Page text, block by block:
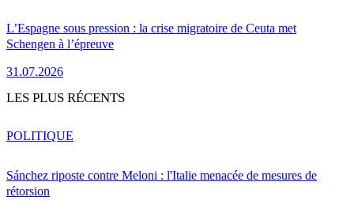
L’Espagne sous pression : la crise migratoire de Ceuta met
Schengen à l’épreuve
31.07.2026
LES PLUS RÉCENTS
Sánchez riposte contre Meloni : l'Italie menacée de mesures de
rétorsion
POLITIQUE